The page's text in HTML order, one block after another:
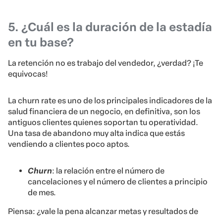
5. ¿Cuál es la duración de la estadía
en tu base?
La retención no es trabajo del vendedor, ¿verdad? ¡Te
equivocas!
La churn rate es uno de los principales indicadores de la
salud financiera de un negocio, en definitiva, son los
antiguos clientes quienes soportan tu operatividad.
Una tasa de abandono muy alta indica que estás
vendiendo a clientes poco aptos.
Churn: la relación entre el número de
cancelaciones y el número de clientes a principio
de mes.
Piensa: ¿vale la pena alcanzar metas y resultados de